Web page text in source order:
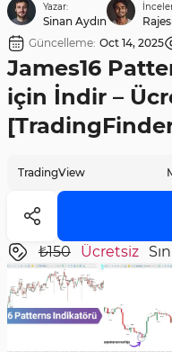
Yazar:
Sinan Aydın
Güncelleme: Oct 14, 2025
James16
için İndir –
TradingView
₺150 Ücretsiz